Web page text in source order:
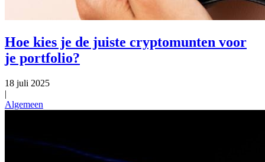
Hoe kies je de juiste cryptomunten voor
je portfolio?
18 juli 2025
|
Algemeen